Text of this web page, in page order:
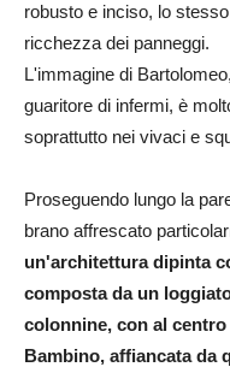
robusto e inciso, lo
ricchezza dei panneggi.
L'immagine di
guaritore di infermi, è
soprattutto nei vivaci e
Proseguendo lungo la
brano affrescato
un'architettura dipinta
composta da un
colonnine, con al
Bambino, affiancata da